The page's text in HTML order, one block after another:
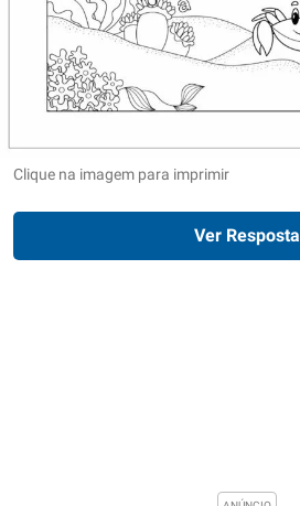
Clique na imagem para imprimir
Ver Resposta